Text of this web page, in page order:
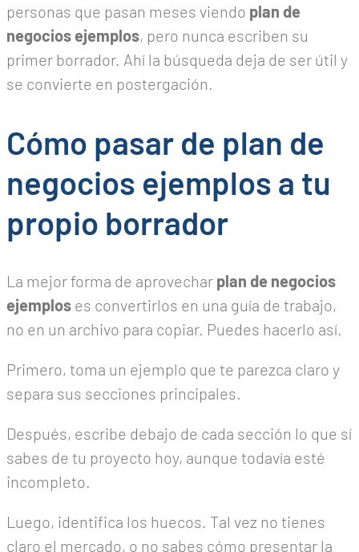
personas que pasan meses viendo plan de
negocios ejemplos, pero nunca escriben su
primer borrador. Ahí la búsqueda deja de ser útil y
se convierte en postergación.
Cómo pasar de plan de
negocios ejemplos a tu
propio borrador
La mejor forma de aprovechar plan de negocios
ejemplos es convertirlos en una guía de trabajo,
no en un archivo para copiar. Puedes hacerlo así.
Primero, toma un ejemplo que te parezca claro y
separa sus secciones principales.
Después, escribe debajo de cada sección lo que sí
sabes de tu proyecto hoy, aunque todavía esté
incompleto.
Luego, identifica los huecos. Tal vez no tienes
claro el mercado, o no sabes cómo presentar la